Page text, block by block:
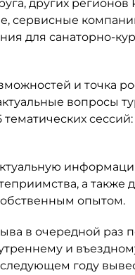
других регионов
сервисные
для санаторно-
и точка
вопросы
а также
опытом.
в очередной раз
и
году